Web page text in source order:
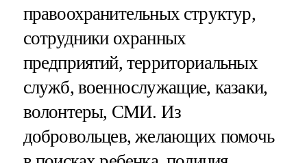
правоохранительных структур,
сотрудники охранных
предприятий, территориальных
служб, военнослужащие, казаки,
волонтеры, СМИ. Из
добровольцев, желающих помочь